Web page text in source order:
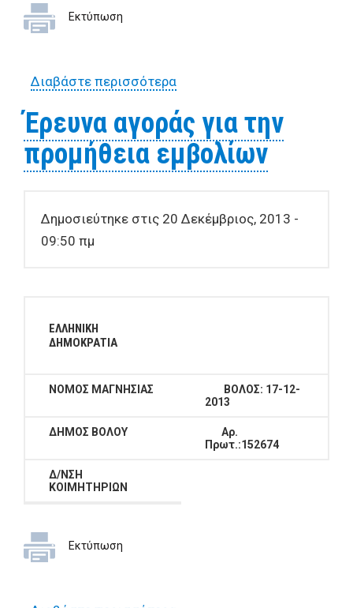
Εκτύπωση
Διαβάστε περισσότεραγια Έρευνα αγοράς για την
φορτηγού αυτοκινήτου με
αρ. ΚΗΙ 8488 31
Έρευνα αγοράς για την
προμήθεια εμβολίων
Δημοσιεύτηκε στις 20 Δεκέμβριος, 2013 -
09:50 πμ
ΕΛΛΗΝΙΚΗ
ΔΗΜΟΚΡΑΤΙΑ
ΝΟΜΟΣ ΜΑΓΝΗΣΙΑΣ ΒΟΛΟΣ: 17-12-
2013
ΔΗΜΟΣ ΒΟΛΟΥ
Αρ.
Πρωτ.:152674
Δ/ΝΣΗ
ΚΟΙΜΗΤΗΡΙΩΝ
Εκτύπωση